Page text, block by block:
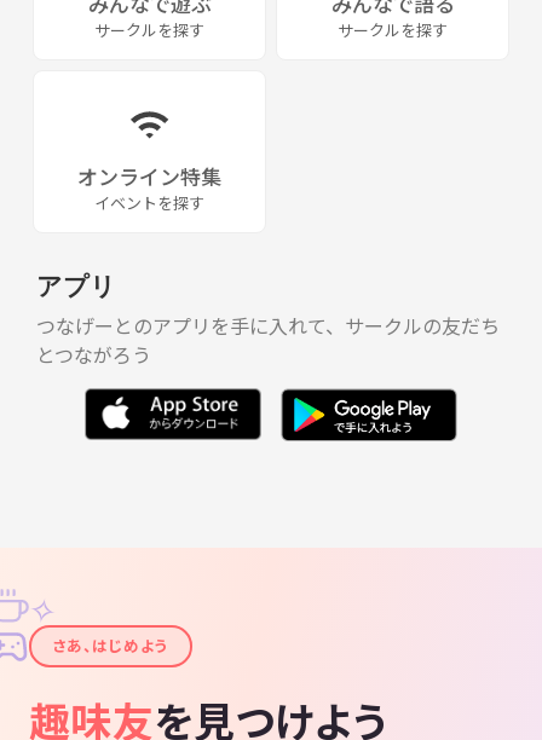
サークルを探す サークルを探す
オンライン特集
イベントを探す
アプリ
つなげーとのアプリを手に入れて、サークルの友だち
とつながろう
✦
✧
さあ、はじめよう
趣味友を見つけよう